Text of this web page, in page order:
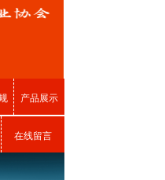
产品展示
在线留言